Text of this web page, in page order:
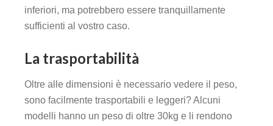
inferiori, ma potrebbero essere tranquillamente
sufficienti al vostro caso.
La trasportabilità
Oltre alle dimensioni è necessario vedere il peso,
sono facilmente trasportabili e leggeri? Alcuni
modelli hanno un peso di oltre 30kg e li rendono